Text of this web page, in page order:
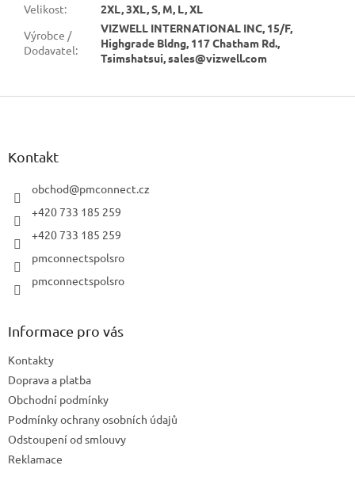
Velikost:
2XL, 3XL, S, M, L, XL
Výrobce /
Dodavatel:
VIZWELL INTERNATIONAL INC, 15/F,
Highgrade Bldng, 117 Chatham Rd.,
Tsimshatsui, sales@vizwell.com
Z
Kontakt
obchod@pmconnect.cz
+420 733 185 259
+420 733 185 259
pmconnectspolsro
pmconnectspolsro
Informace pro vás
Kontakty
Doprava a platba
Obchodní podmínky
Podmínky ochrany osobních údajů
Odstoupení od smlouvy
Reklamace